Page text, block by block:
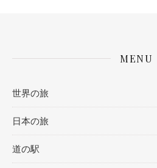
MENU
世界の旅
日本の旅
道の駅